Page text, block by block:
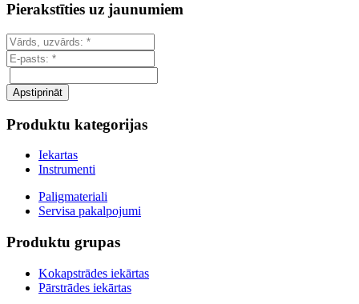
Pierakstīties uz jaunumiem
Produktu kategorijas
Iekartas
Instrumenti
Paligmateriali
Servisa pakalpojumi
Produktu grupas
Kokapstrādes iekārtas
Pārstrādes iekārtas